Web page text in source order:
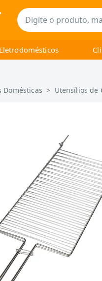
Eletrodomésticos
Domésticas > Utensílios de